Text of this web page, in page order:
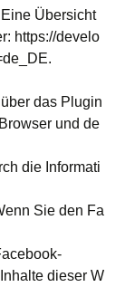
Eine Übersicht
https://develo
das Plugin
und de
die Informati
Sie den Fa
dieser W